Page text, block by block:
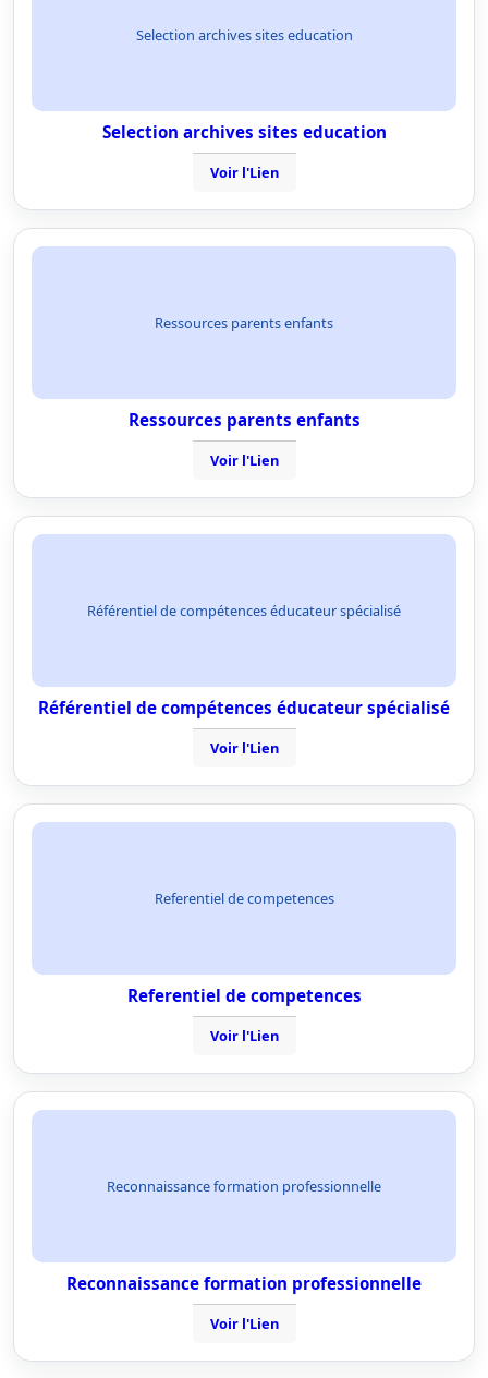
Selection archives sites education
Selection archives sites education
Voir l'Lien
Ressources parents enfants
Ressources parents enfants
Voir l'Lien
Référentiel de compétences éducateur spécialisé
Référentiel de compétences éducateur spécialisé
Voir l'Lien
Referentiel de competences
Referentiel de competences
Voir l'Lien
Reconnaissance formation professionnelle
Reconnaissance formation professionnelle
Voir l'Lien